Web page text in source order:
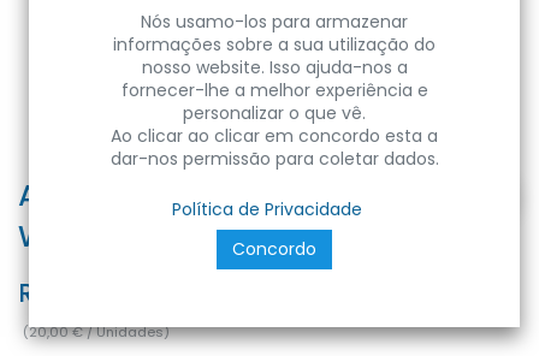
AYDOS-20 20W 230V 4200K IP65
WHITE
Ref:
(20,00€/Unidades)
Nós usamo-los para armazenar
informações sobre a sua utilização do
nosso website. Isso ajuda-nos a
fornecer-lhe a melhor experiência e
personalizar o que vê.
Ao clicar ao clicar em concordo esta a
dar-nos permissão para coletar dados.
Política de Privacidade
Concordo